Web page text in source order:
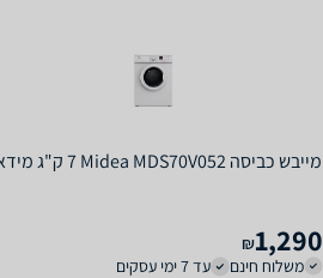
מייבש כביסה Midea MDS70V052 ‏7 ‏ק"ג מידאה
1,290
₪
משלוח חינם
עד 7 ימי עסקים